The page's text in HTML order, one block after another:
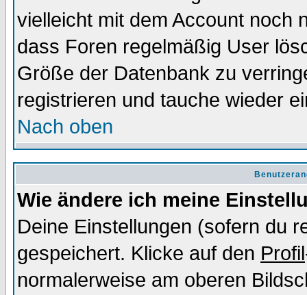
vielleicht mit dem Account noch
dass Foren regelmäßig User
Größe der Datenbank zu
registrieren und tauche wieder
Nach oben
Wie ändere ich meine
Deine Einstellungen (sofern du
gespeichert. Klicke auf den Profil
normalerweise am oberen